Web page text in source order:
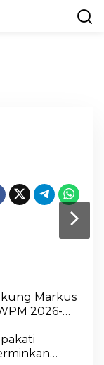
Markus
2026-